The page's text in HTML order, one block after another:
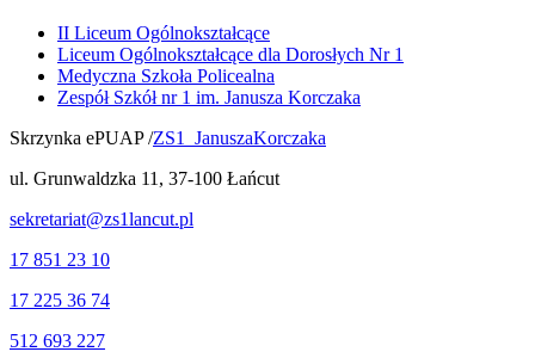
II Liceum Ogólnokształcące
Liceum Ogólnokształcące dla Dorosłych Nr 1
Medyczna Szkoła Policealna
Zespół Szkół nr 1 im. Janusza Korczaka
Skrzynka ePUAP /ZS1_JanuszaKorczaka
ul. Grunwaldzka 11, 37-100 Łańcut
sekretariat@zs1lancut.pl
17 851 23 10
17 225 36 74
512 693 227